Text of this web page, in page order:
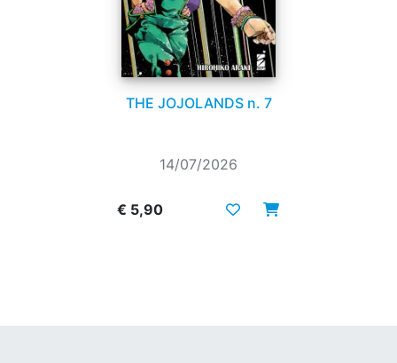
THE JOJOLANDS n. 7
14/07/2026
€ 5,90